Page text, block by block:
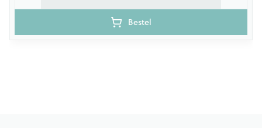
Bestel